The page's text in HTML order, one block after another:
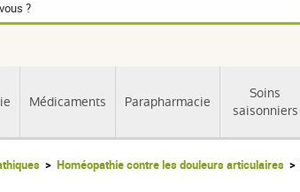
Médicaments Parapharmacie
Soins
saisonniers
Homéopathie contre les douleurs articulaires